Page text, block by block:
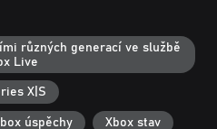
různých generací ve službě
Live
X|S
úspěchy Xbox stav